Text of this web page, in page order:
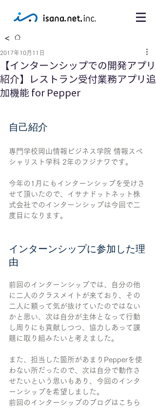
<
【インターンシップでの開発アプリ
紹介】レストラン受付業務アプリ追
加機能 for Pepper
2017年10月11日
自己紹介
専門学校岡山情報ビジネス学院 情報スペ
シャリスト学科 2年のフジナワです。
今年の1月にもインターンシップを受けさ
せて頂いたので、イサナドットネット株
式会社でのインターンシップは今回で二
度目になります。
インターンシップに参加した理
由
前回のインターンシップでは、自分の他
に二人のクラスメイトが来ており、その
二人に頼って気が抜けていたのではない
かと思い、次は自分が主体となって行動
し周りにも貢献しつつ、協力しあって課
題に取り組みたいと考えました。
また、担当した箇所があまりPepperを使
わない所だったので、次は自分で動作さ
せたいという思いもあり、今回のインタ
ーンシップを希望しました。
前回のインターシップのブログはこちら